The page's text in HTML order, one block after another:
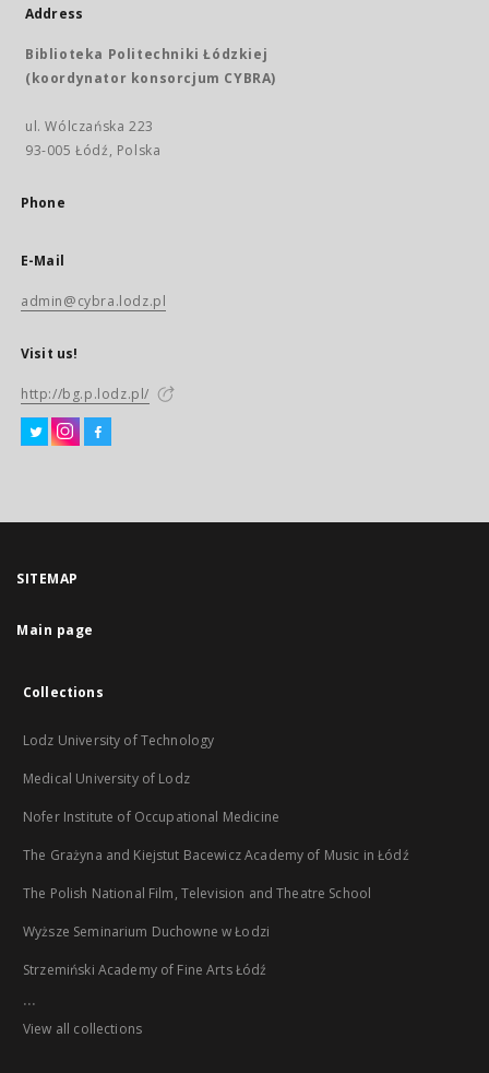
Address
Biblioteka Politechniki Łódzkiej
(koordynator konsorcjum CYBRA)
ul. Wólczańska 223
93-005 Łódź, Polska
Phone
E-Mail
admin@cybra.lodz.pl
Visit us!
http://bg.p.lodz.pl/
SITEMAP
Main page
Collections
Lodz University of Technology
Medical University of Lodz
Nofer Institute of Occupational Medicine
The Grażyna and Kiejstut Bacewicz Academy of Music in Łódź
The Polish National Film, Television and Theatre School
Wyższe Seminarium Duchowne w Łodzi
Strzemiński Academy of Fine Arts Łódź
...
View all collections